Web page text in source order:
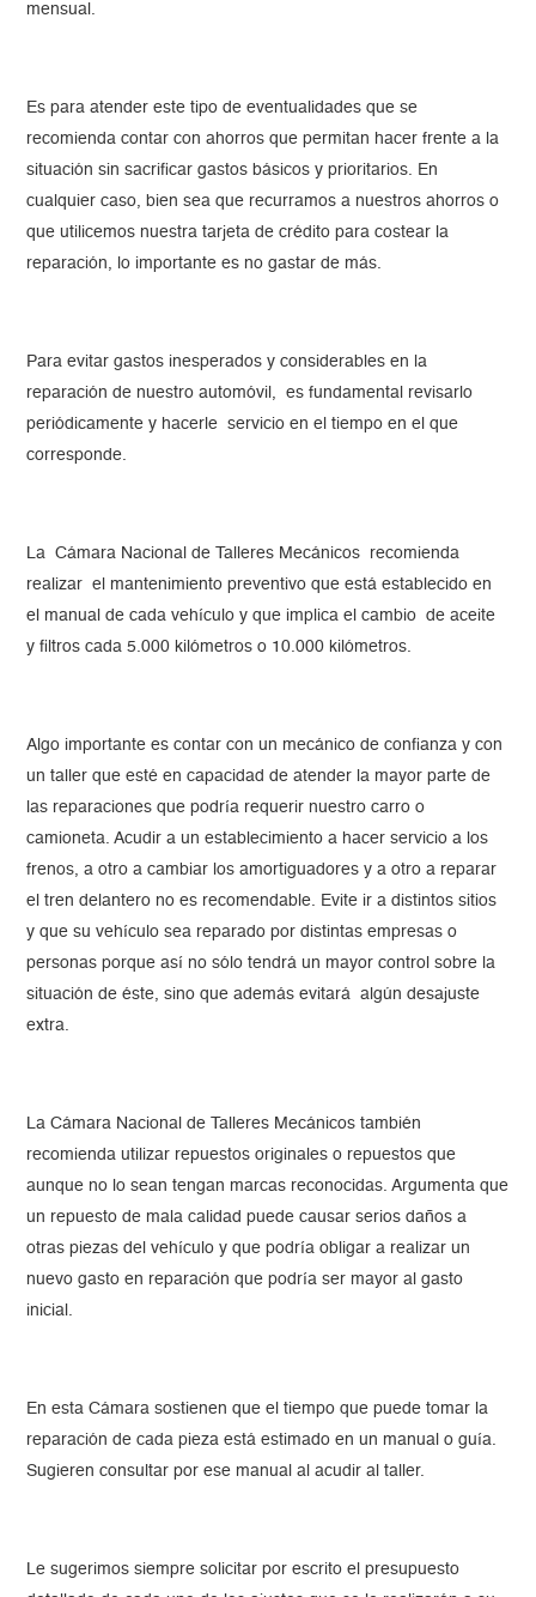
mensual.
Es para atender este tipo de eventualidades que se
recomienda contar con ahorros que permitan hacer frente a la
situación sin sacrificar gastos básicos y prioritarios. En
cualquier caso, bien sea que recurramos a nuestros ahorros o
que utilicemos nuestra tarjeta de crédito para costear la
reparación, lo importante es no gastar de más.
Para evitar gastos inesperados y considerables en la
reparación de nuestro automóvil, es fundamental revisarlo
periódicamente y hacerle servicio en el tiempo en el que
corresponde.
La Cámara Nacional de Talleres Mecánicos recomienda
realizar el mantenimiento preventivo que está establecido en
el manual de cada vehículo y que implica el cambio de aceite
y filtros cada 5.000 kilómetros o 10.000 kilómetros.
Algo importante es contar con un mecánico de confianza y con
un taller que esté en capacidad de atender la mayor parte de
las reparaciones que podría requerir nuestro carro o
camioneta. Acudir a un establecimiento a hacer servicio a los
frenos, a otro a cambiar los amortiguadores y a otro a reparar
el tren delantero no es recomendable. Evite ir a distintos sitios
y que su vehículo sea reparado por distintas empresas o
personas porque así no sólo tendrá un mayor control sobre la
situación de éste, sino que además evitará algún desajuste
extra.
La Cámara Nacional de Talleres Mecánicos también
recomienda utilizar repuestos originales o repuestos que
aunque no lo sean tengan marcas reconocidas. Argumenta que
un repuesto de mala calidad puede causar serios daños a
otras piezas del vehículo y que podría obligar a realizar un
nuevo gasto en reparación que podría ser mayor al gasto
inicial.
En esta Cámara sostienen que el tiempo que puede tomar la
reparación de cada pieza está estimado en un manual o guía.
Sugieren consultar por ese manual al acudir al taller.
Le sugerimos siempre solicitar por escrito el presupuesto